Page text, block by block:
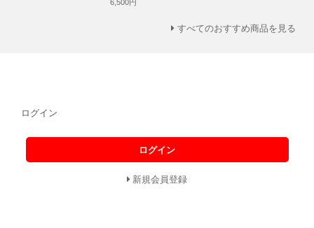
6,500円
すべてのおすすめ商品を見る
ログイン
ログイン
新規会員登録